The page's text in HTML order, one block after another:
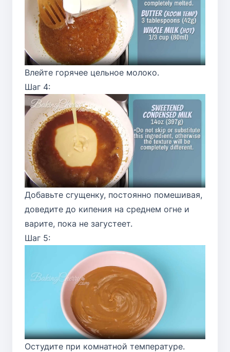
Влейте горячее цельное молоко.
Шаг 4:
Добавьте сгущенку, постоянно помешивая,
доведите до кипения на среднем огне и
варите, пока не загустеет.
Шаг 5:
Остудите при комнатной температуре.